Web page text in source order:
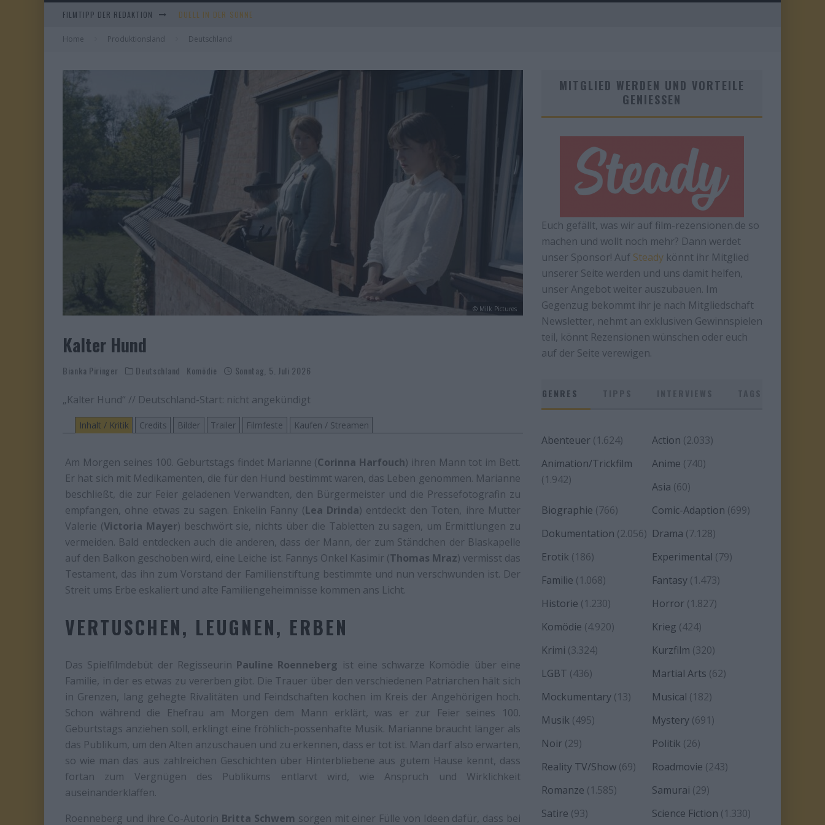
FILMTIPP DER REDAKTION EVERYTIME
WHAM! – 10 DAYS IN CHINA
DUELL IN DER SONNE
Home Produktionsland Deutschland
© Milk Pictures
Kalter Hund
Bianka Piringer Deutschland Komödie Sonntag, 5. Juli 2026
„Kalter Hund“ // Deutschland-Start: nicht angekündigt
Inhalt / Kritik Credits Bilder Trailer Filmfeste Kaufen / Streamen
Am Morgen seines 100. Geburtstags findet Marianne (Corinna Harfouch) ihren Mann tot im Bett.
Er hat sich mit Medikamenten, die für den Hund bestimmt waren, das Leben genommen. Marianne
beschließt, die zur Feier geladenen Verwandten, den Bürgermeister und die Pressefotografin zu
empfangen, ohne etwas zu sagen. Enkelin Fanny (Lea Drinda) entdeckt den Toten, ihre Mutter
Valerie (Victoria Mayer) beschwört sie, nichts über die Tabletten zu sagen, um Ermittlungen zu
vermeiden. Bald entdecken auch die anderen, dass der Mann, der zum Ständchen der Blaskapelle
auf den Balkon geschoben wird, eine Leiche ist. Fannys Onkel Kasimir (Thomas Mraz) vermisst das
Testament, das ihn zum Vorstand der Familienstiftung bestimmte und nun verschwunden ist. Der
Streit ums Erbe eskaliert und alte Familiengeheimnisse kommen ans Licht.
VERTUSCHEN, LEUGNEN, ERBEN
Das Spielfilmdebüt der Regisseurin Pauline Roenneberg ist eine schwarze Komödie über eine
Familie, in der es etwas zu vererben gibt. Die Trauer über den verschiedenen Patriarchen hält sich
in Grenzen, lang gehegte Rivalitäten und Feindschaften kochen im Kreis der Angehörigen hoch.
Schon während die Ehefrau am Morgen dem Mann erklärt, was er zur Feier seines 100.
Geburtstags anziehen soll, erklingt eine fröhlich-possenhafte Musik. Marianne braucht länger als
das Publikum, um den Alten anzuschauen und zu erkennen, dass er tot ist. Man darf also erwarten,
so wie man das aus zahlreichen Geschichten über Hinterbliebene aus gutem Hause kennt, dass
fortan zum Vergnügen des Publikums entlarvt wird, wie Anspruch und Wirklichkeit
auseinanderklaffen.
Roenneberg und ihre Co-Autorin Britta Schwem sorgen mit einer Fülle von Ideen dafür, dass bei
MITGLIED WERDEN UND VORTEILE
GENIESSEN
Euch gefällt, was wir auf film-rezensionen.de so
machen und wollt noch mehr? Dann werdet
unser Sponsor! Auf Steady könnt ihr Mitglied
unserer Seite werden und uns damit helfen,
unser Angebot weiter auszubauen. Im
Gegenzug bekommt ihr je nach Mitgliedschaft
Newsletter, nehmt an exklusiven Gewinnspielen
teil, könnt Rezensionen wünschen oder euch
auf der Seite verewigen.
GENRES
Abenteuer (1.624) Action (2.033)
Animation/Trickfilm
(1.942)
Anime (740)
Asia (60)
Biographie (766) Comic-Adaption (699)
Dokumentation (2.056) Drama (7.128)
Erotik (186) Experimental (79)
Familie (1.068) Fantasy(1.473)
Historie (1.230) Horror(1.827)
Komödie (4.920) Krieg (424)
Krimi (3.324) Kurzfilm (320)
LGBT (436) Martial Arts (62)
Mockumentary (13) Musical (182)
Musik (495) Mystery(691)
Noir (29) Politik (26)
Reality TV/Show (69) Roadmovie (243)
Romanze (1.585) Samurai (29)
Satire (93) Science Fiction (1.330)